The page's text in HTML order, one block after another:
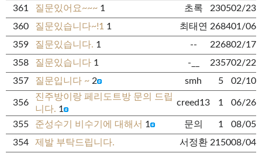
361
질문있어요~~~ 1 초록 230502/23
360
질문있습니다~!1 1 최태연 268401/06
359
질문있습니다. 1 -- 226802/17
358
질문있습니다 1 -__ 235702/22
357
질문입니다 ~ 2 smh 5 02/10
356
진주방이랑 페리도트방 문의 드립
니다. 1
creed13 1 06/26
355 준성수기 비수기에 대해서 1 문의 1
08/05
354
제발 부탁드립니다. 서정환 215008/04